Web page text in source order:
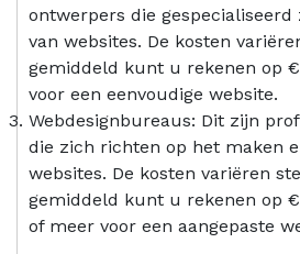
ontwerpers die
van websites. De kosten
gemiddeld kunt u rekenen op
voor een eenvoudige website.
Webdesignbureaus: Dit zijn
die zich richten op het maken
websites. De kosten variëren
gemiddeld kunt u rekenen op
of meer voor een aangepaste